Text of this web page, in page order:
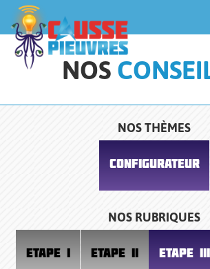
NOS
NOS THÈMES
CONFIGURATEUR
NOS RUBRIQUES
ETAPE I ETAPE II ETAPE III